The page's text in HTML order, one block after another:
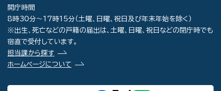
開庁時間
8時30分～17時15分（土曜、日曜、祝日及び年末年始を除く）
※出生、死亡などの戸籍の届出は、土曜、日曜、祝日などの閉庁時でも
宿直で受付しています。
担当課から探す
ホームページについて